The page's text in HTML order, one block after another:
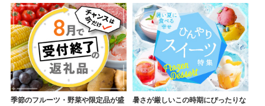
季節のフルーツ・野菜や限定品が盛
暑さが厳しいこの時期にぴったりな